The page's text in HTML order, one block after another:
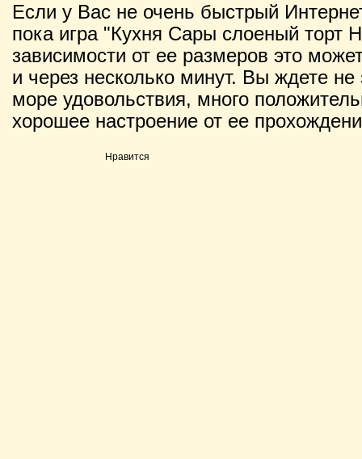
Если у Вас не очень быстрый
пока игра "Кухня Сары слоеный торт
зависимости от ее размеров это
и через несколько минут. Вы ждете не
море удовольствия, много
хорошее настроение от ее
Нравится